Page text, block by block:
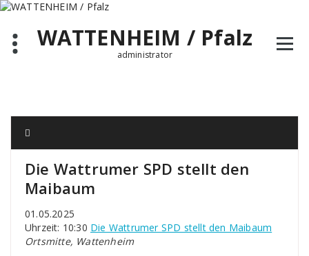
Zum
springenWATTENHEIM / Pfalz
administrator
Die Wattrumer SPD stellt den
Maibaum
01.05.2025
Uhrzeit: 10:30 Die Wattrumer SPD stellt den Maibaum
Ortsmitte, Wattenheim